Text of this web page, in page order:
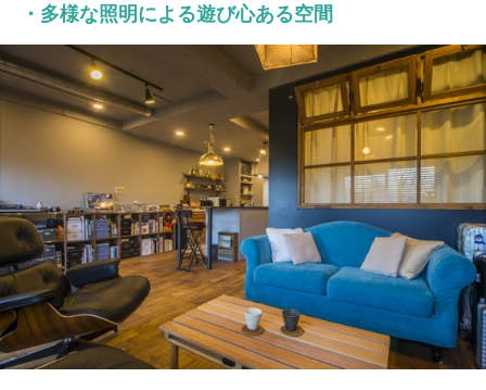
・多様な照明による遊び心ある空間